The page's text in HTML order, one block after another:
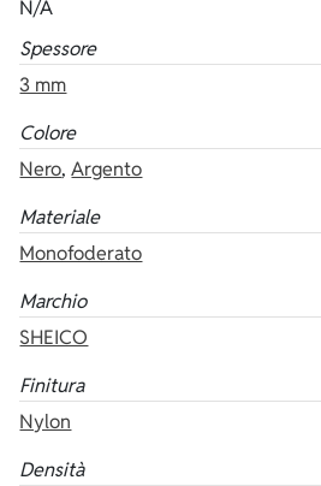
N/A
Spessore
3 mm
Colore
Nero,Argento
Materiale
Monofoderato
Marchio
SHEICO
Finitura
Nylon
Densità